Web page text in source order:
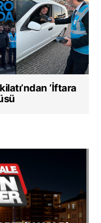
‘İftara